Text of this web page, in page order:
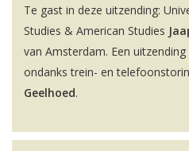
Te gast in deze uitzending:
Studies & American Studies
van Amsterdam. Een
ondanks trein- en
Geelhoed.